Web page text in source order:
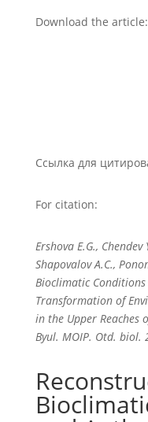
Download the article:
Ссылка для
For citation:
Ershova E.G.,
Shapovalov A.C.,
Bioclimatic
Transformation of
in the Upper Reaches
Byul. MOIP. Otd. biol.